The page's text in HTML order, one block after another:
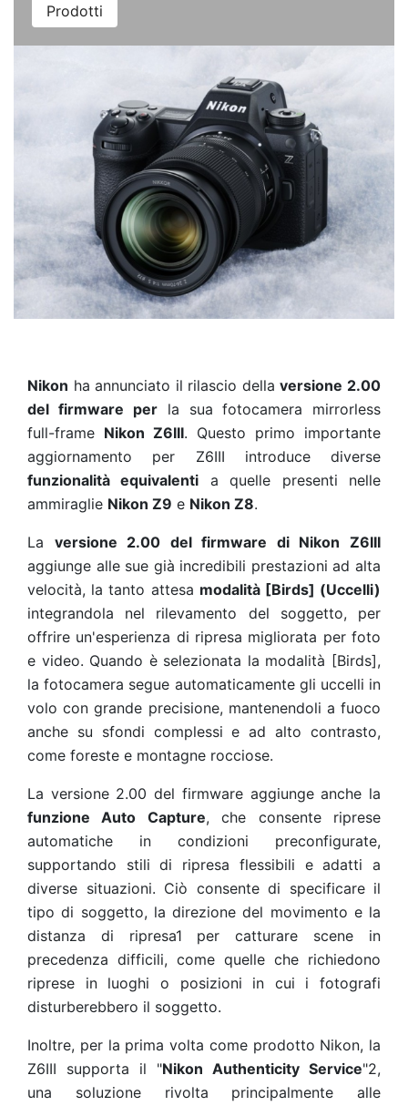
Prodotti
Nikon ha annunciato il rilascio dellaversione 2.00
del firmware per la sua fotocamera mirrorless
full-frame Nikon Z6III. Questo primo importante
aggiornamento per Z6III introduce diverse
funzionalità equivalenti a quelle presenti nelle
ammiraglie Nikon Z9 e Nikon Z8.
La versione 2.00 del firmware di Nikon Z6III
aggiunge alle sue già incredibili prestazioni ad alta
velocità, la tanto attesa modalità [Birds] (Uccelli)
integrandola nel rilevamento del soggetto, per
offrire un'esperienza di ripresa migliorata per foto
e video. Quando è selezionata la modalità [Birds],
la fotocamera segue automaticamente gli uccelli in
volo con grande precisione, mantenendoli a fuoco
anche su sfondi complessi e ad alto contrasto,
come foreste e montagne rocciose.
La versione 2.00 del firmware aggiunge anche la
funzione Auto Capture, che consente riprese
automatiche in condizioni preconfigurate,
supportando stili di ripresa flessibili e adatti a
diverse situazioni. Ciò consente di specificare il
tipo di soggetto, la direzione del movimento e la
distanza di ripresa1 per catturare scene in
precedenza difficili, come quelle che richiedono
riprese in luoghi o posizioni in cui i fotografi
disturberebbero il soggetto.
Inoltre, per la prima volta come prodotto Nikon, la
Z6III supporta il "Nikon Authenticity Service"2,
una soluzione rivolta principalmente alle